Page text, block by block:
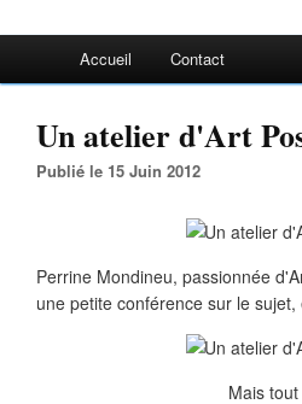
Accueil Contact
Un atelier d'Art
Publié le 15 Juin 2012
Perrine Mondineu, passionnée
une petite conférence sur le
Mais